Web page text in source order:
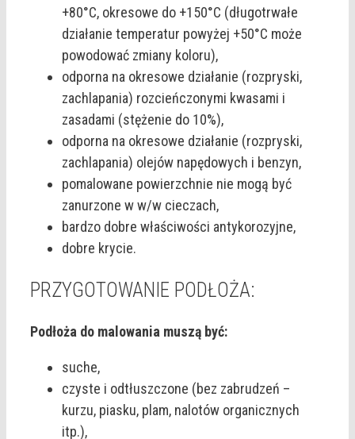
+80°C, okresowe do +150°C (długotrwałe
działanie temperatur powyżej +50°C może
powodować zmiany koloru),
odporna na okresowe działanie (rozpryski,
zachlapania) rozcieńczonymi kwasami i
zasadami (stężenie do 10%),
odporna na okresowe działanie (rozpryski,
zachlapania) olejów napędowych i benzyn,
pomalowane powierzchnie nie mogą być
zanurzone w w/w cieczach,
bardzo dobre właściwości antykorozyjne,
dobre krycie.
PRZYGOTOWANIE PODŁOŻA:
Podłoża do malowania muszą być:
suche,
czyste i odtłuszczone (bez zabrudzeń –
kurzu, piasku, plam, nalotów organicznych
itp.),